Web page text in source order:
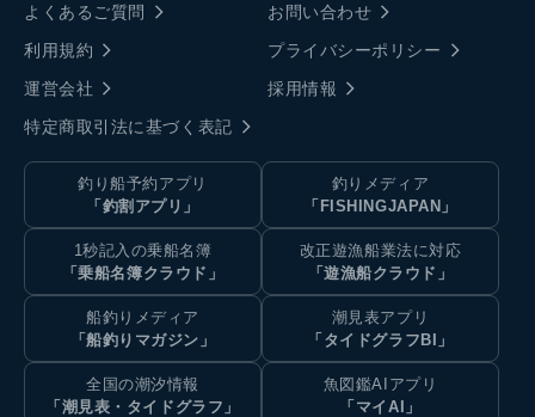
よくあるご質問
お問い合わせ
利用規約
プライバシーポリシー
運営会社
採用情報
特定商取引法に基づく表記
釣り船予約アプリ
「釣割アプリ」
釣りメディア
「FISHINGJAPAN」
1秒記入の乗船名簿
「乗船名簿クラウド」
改正遊漁船業法に対応
「遊漁船クラウド」
船釣りメディア
「船釣りマガジン」
潮見表アプリ
「タイドグラフBI」
全国の潮汐情報
「潮見表・タイドグラフ」
魚図鑑AIアプリ
「マイAI」